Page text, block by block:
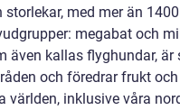
storlekar, med mer än
megabat och
även kallas flyghundar,
och föredrar frukt
världen, inklusive våra